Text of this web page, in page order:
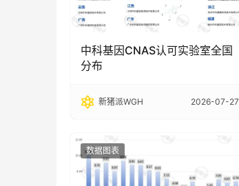
中科基因CNAS认可实验室全国
分布
新猪派WGH 2026-07-27
数据图表